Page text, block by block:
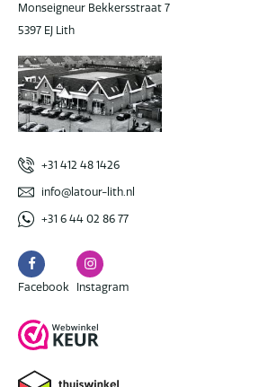
Monseigneur Bekkersstraat 7
5397 EJ Lith
+31 412 48 1426
info@latour-lith.nl
+31 6 44 02 86 77
Facebook
Facebook
Instagram
Instagram